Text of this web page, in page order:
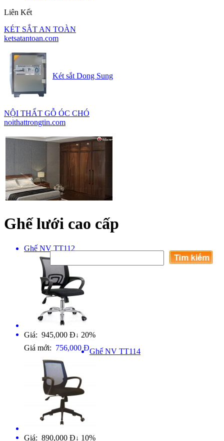
Liên Kết
KÉT SẮT AN TOÀN
ketsatantoan.com
Két sắt Dong Sung
NỘI THẤT GỖ ÓC CHÓ
noithattrongtin.com
Ghế lưới cao cấp
Ghế NV TT112
Giá: 945,000 Đ ↓ 20%
Giá mới: 756,000 ĐGhế NV TT114
Giá: 890,000 Đ ↓ 10%